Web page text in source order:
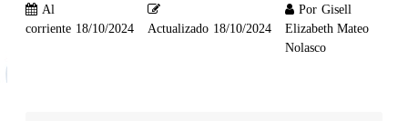
Al
corriente 18/10/2024 Actualizado 18/10/2024
Por Gisell
Elizabeth Mateo
Nolasco